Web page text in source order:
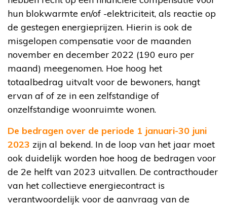
hun blokwarmte en/of -elektriciteit, als reactie op
de gestegen energieprijzen. Hierin is ook de
misgelopen compensatie voor de maanden
november en december 2022 (190 euro per
maand) meegenomen. Hoe hoog het
totaalbedrag uitvalt voor de bewoners, hangt
ervan af of ze in een zelfstandige of
onzelfstandige woonruimte wonen.
De bedragen over de periode 1 januari-30 juni
2023 zijn al bekend. In de loop van het jaar moet
ook duidelijk worden hoe hoog de bedragen voor
de 2e helft van 2023 uitvallen. De contracthouder
van het collectieve energiecontract is
verantwoordelijk voor de aanvraag van de